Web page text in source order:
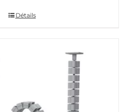
Détails